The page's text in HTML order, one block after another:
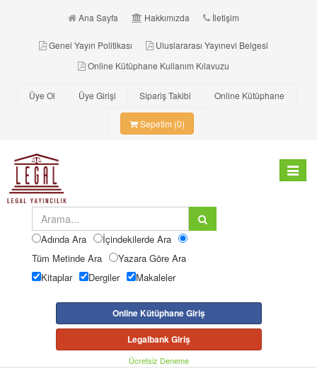
Ana Sayfa Hakkımızda İletişim
Genel Yayın Politikası
Uluslararası Yayınevi Belgesi
Online Kütüphane Kullanım Kılavuzu
Üye Ol Üye Girişi Sipariş Takibi Online Kütüphane
Sepetim (0)
Toggle
Adında Ara
İçindekilerde Ara
Tüm Metinde Ara
Yazara Göre Ara
Kitaplar
Dergiler Makaleler
Online Kütüphane Giriş
Legalbank Giriş
Ücretsiz Deneme